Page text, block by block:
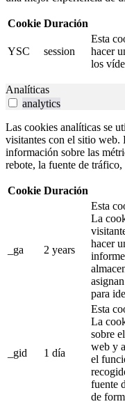
Cookie Duración
YSC session
Esta
hacer
los
Analíticas
analytics
Las cookies analíticas se
visitantes con el sitio web.
información sobre las
rebote, la fuente de tráfico,
Cookie Duración
_ga 2 years
Esta
La
hacer
para
_gid 1 día
Esta
La
sobre
web y
el
fuente
de